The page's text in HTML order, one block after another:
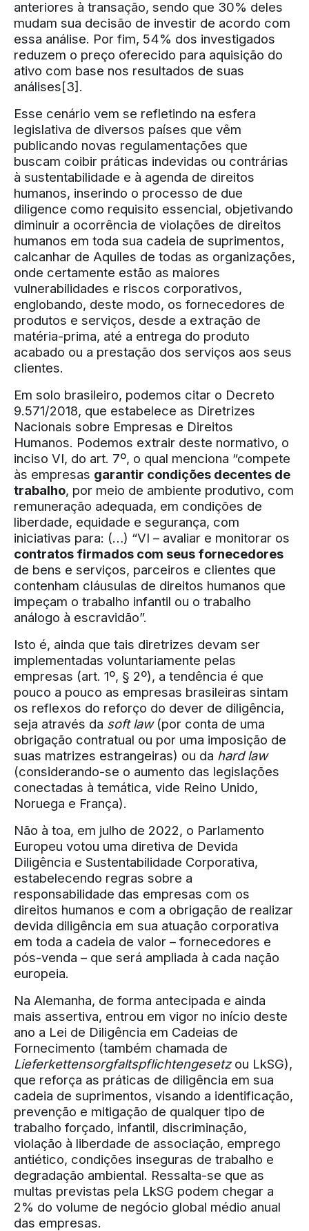
anteriores à transação, sendo que 30% deles
mudam sua decisão de investir de acordo com
essa análise. Por fim, 54% dos investigados
reduzem o preço oferecido para aquisição do
ativo com base nos resultados de suas
análises[3] .
Esse cenário vem se refletindo na esfera
legislativa de diversos países que vêm
publicando novas regulamentações que
buscam coibir práticas indevidas ou contrárias
à sustentabilidade e à agenda de direitos
humanos, inserindo o processo de due
diligence como requisito essencial, objetivando
diminuir a ocorrência de violações de direitos
humanos em toda sua cadeia de suprimentos,
calcanhar de Aquiles de todas as organizações,
onde certamente estão as maiores
vulnerabilidades e riscos corporativos,
englobando, deste modo, os fornecedores de
produtos e serviços, desde a extração de
matéria-prima, até a entrega do produto
acabado ou a prestação dos serviços aos seus
clientes.
Em solo brasileiro, podemos citar o Decreto
9.571/2018, que estabelece as Diretrizes
Nacionais sobre Empresas e Direitos
Humanos. Podemos extrair deste normativo, o
inciso VI, do art. 7º, o qual menciona “compete
às empresas garantir condições decentes de
trabalho, por meio de ambiente produtivo, com
remuneração adequada, em condições de
liberdade, equidade e segurança, com
iniciativas para: (…) “VI – avaliar e monitorar os
contratos firmados com seus fornecedores
de bens e serviços, parceiros e clientes que
contenham cláusulas de direitos humanos que
impeçam o trabalho infantil ou o trabalho
análogo à escravidão”.
Isto é, ainda que tais diretrizes devam ser
implementadas voluntariamente pelas
empresas (art. 1º, § 2º), a tendência é que
pouco a pouco as empresas brasileiras sintam
os reflexos do reforço do dever de diligência,
seja através da soft law(por conta de uma
obrigação contratual ou por uma imposição de
suas matrizes estrangeiras) ou da hard law
(considerando-se o aumento das legislações
conectadas à temática, vide Reino Unido,
Noruega e França).
Não à toa, em julho de 2022, o Parlamento
Europeu votou uma diretiva de Devida
Diligência e Sustentabilidade Corporativa,
estabelecendo regras sobre a
responsabilidade das empresas com os
direitos humanos e com a obrigação de realizar
devida diligência em sua atuação corporativa
em toda a cadeia de valor – fornecedores e
pós-venda – que será ampliada à cada nação
europeia.
Na Alemanha, de forma antecipada e ainda
mais assertiva, entrou em vigor no início deste
ano a Lei de Diligência em Cadeias de
Fornecimento (também chamada de
Lieferkettensorgfaltspflichtengesetzou LkSG),
que reforça as práticas de diligência em sua
cadeia de suprimentos, visando a identificação,
prevenção e mitigação de qualquer tipo de
trabalho forçado, infantil, discriminação,
violação à liberdade de associação, emprego
antiético, condições inseguras de trabalho e
degradação ambiental. Ressalta-se que as
multas previstas pela LkSG podem chegar a
2% do volume de negócio global médio anual
das empresas.